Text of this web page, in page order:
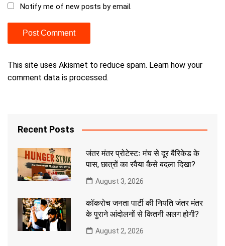
Notify me of new posts by email.
This site uses Akismet to reduce spam. Learn how your
comment data is processed.
Recent Posts
जंतर मंतर प्रोटेस्टः मंच से दूर बैरिकेड के
पास, छात्रों का रवैया कैसे बदला दिखा?
August 3, 2026
कॉकरोच जनता पार्टी की नियति जंतर मंतर
के पुराने आंदोलनों से कितनी अलग होगी?
August 2, 2026